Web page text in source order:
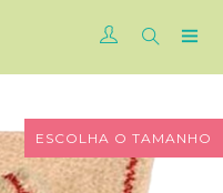
ESCOLHA O TAMANHO